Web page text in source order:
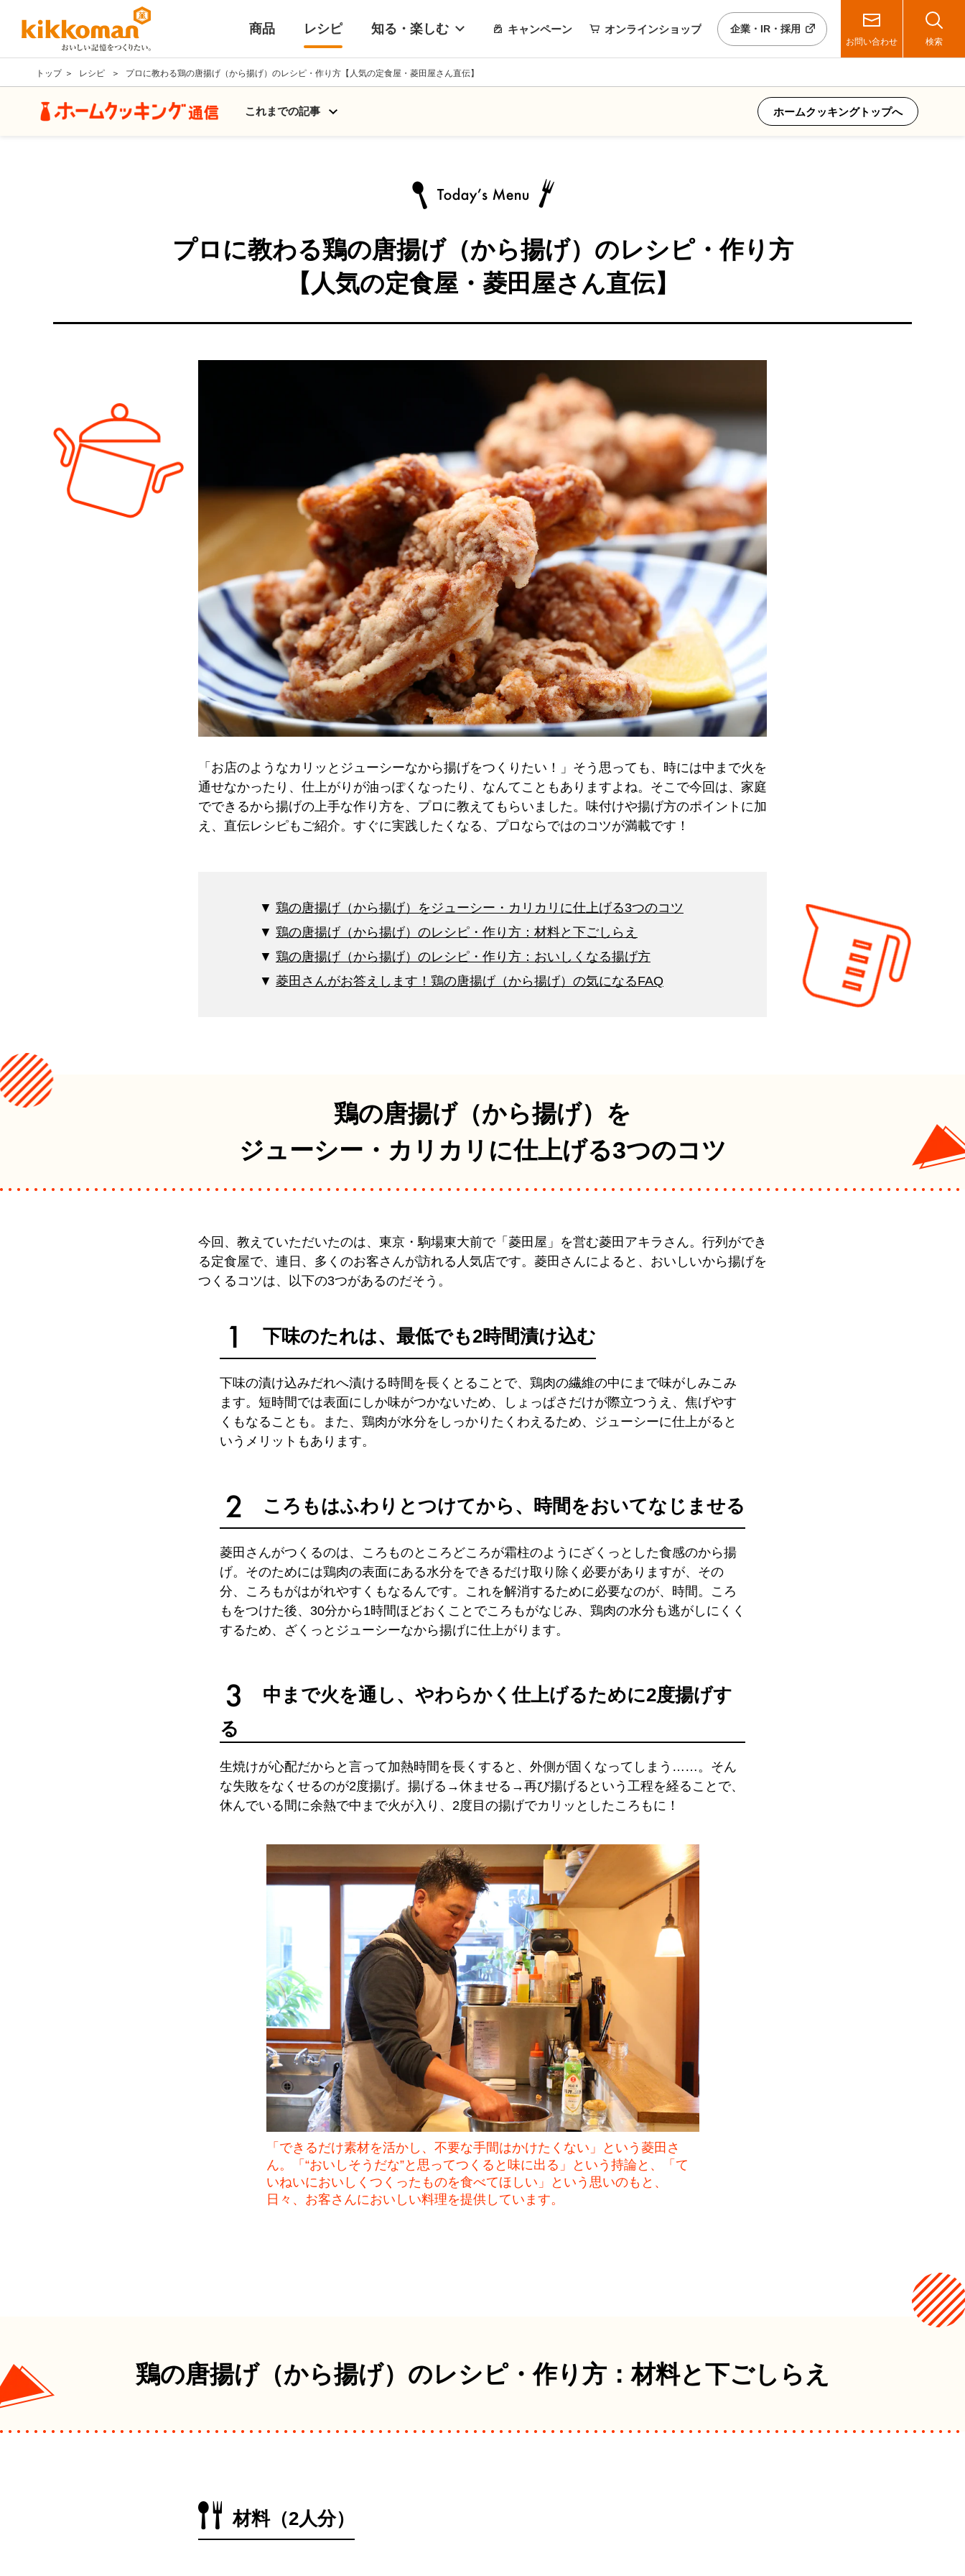
商品 レシピ 知る・楽しむ キャンペーン オンラインショップ 企業・IR・採用
お問い合わせ 検索
トップ レシピ プロに教わる鶏の唐揚げ（から揚げ）のレシピ・作り方【人気の定食屋・菱田屋さん直伝】
これまでの記事 ホームクッキングトップへ
プロに教わる鶏の唐揚げ（から揚げ）のレシピ・作り方
【人気の定食屋・菱田屋さん直伝】
「お店のようなカリッとジューシーなから揚げをつくりたい！」そう思っても、時には中まで火を
通せなかったり、仕上がりが油っぽくなったり、なんてこともありますよね。そこで今回は、家庭
でできるから揚げの上手な作り方を、プロに教えてもらいました。味付けや揚げ方のポイントに加
え、直伝レシピもご紹介。すぐに実践したくなる、プロならではのコツが満載です！
鶏の唐揚げ（から揚げ）をジューシー・カリカリに仕上げる3つのコツ
鶏の唐揚げ（から揚げ）のレシピ・作り方：材料と下ごしらえ
鶏の唐揚げ（から揚げ）のレシピ・作り方：おいしくなる揚げ方
菱田さんがお答えします！鶏の唐揚げ（から揚げ）の気になるFAQ
鶏の唐揚げ（から揚げ）を
ジューシー・カリカリに仕上げる3つのコツ
今回、教えていただいたのは、東京・駒場東大前で「菱田屋」を営む菱田アキラさん。行列ができ
る定食屋で、連日、多くのお客さんが訪れる人気店です。菱田さんによると、おいしいから揚げを
つくるコツは、以下の3つがあるのだそう。
下味のたれは、最低でも2時間漬け込む
下味の漬け込みだれへ漬ける時間を長くとることで、鶏肉の繊維の中にまで味がしみこみ
ます。短時間では表面にしか味がつかないため、しょっぱさだけが際立つうえ、焦げやす
くもなることも。また、鶏肉が水分をしっかりたくわえるため、ジューシーに仕上がると
いうメリットもあります。
ころもはふわりとつけてから、時間をおいてなじませる
菱田さんがつくるのは、ころものところどころが霜柱のようにざくっとした食感のから揚
げ。そのためには鶏肉の表面にある水分をできるだけ取り除く必要がありますが、その
分、ころもがはがれやすくもなるんです。これを解消するために必要なのが、時間。ころ
もをつけた後、30分から1時間ほどおくことでころもがなじみ、鶏肉の水分も逃がしにくく
するため、ざくっとジューシーなから揚げに仕上がります。
中まで火を通し、やわらかく仕上げるために2度揚げす
る
生焼けが心配だからと言って加熱時間を長くすると、外側が固くなってしまう……。そん
な失敗をなくせるのが2度揚げ。揚げる→休ませる→再び揚げるという工程を経ることで、
休んでいる間に余熱で中まで火が入り、2度目の揚げでカリッとしたころもに！
「できるだけ素材を活かし、不要な手間はかけたくない」という菱田さ
ん。「“おいしそうだな”と思ってつくると味に出る」という持論と、「て
いねいにおいしくつくったものを食べてほしい」という思いのもと、
日々、お客さんにおいしい料理を提供しています。
鶏の唐揚げ（から揚げ）のレシピ・作り方：材料と下ごしらえ
材料（2人分）